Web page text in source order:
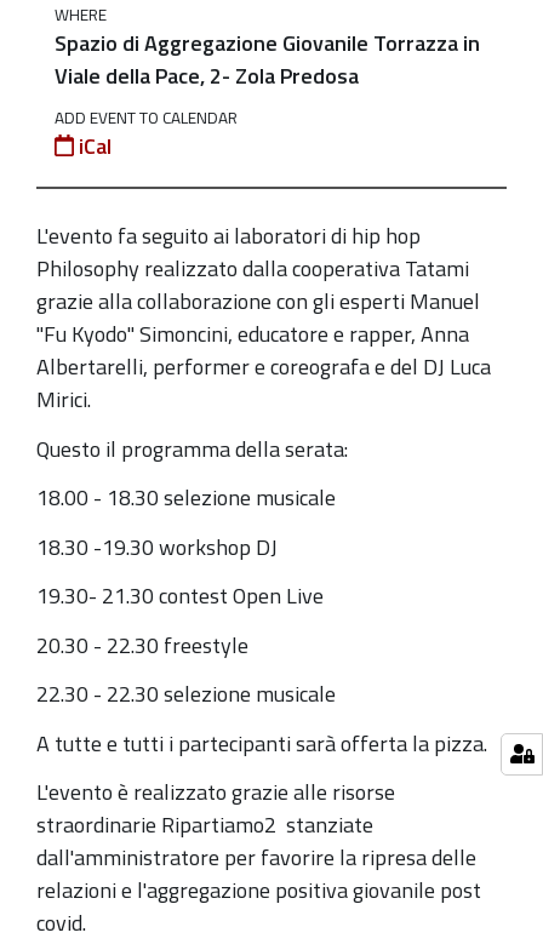
Centro
Torrazza
12-
03T18:00:00+01:00
12-
03T23:00:00+01:00
Incontro
Hip-
Hop
gratuito
per
e
ragazze
a
fine
pizza
per
WHERE
Spazio di Aggregazione Giovanile Torrazza in
Viale della Pace, 2- Zola Predosa
ADD EVENT TO CALENDAR
iCal
L'evento fa seguito ai laboratori di hip hop
Philosophy realizzato dalla cooperativa Tatami
grazie alla collaborazione con gli esperti Manuel
"Fu Kyodo" Simoncini, educatore e rapper, Anna
Albertarelli, performer e coreografa e del DJ Luca
Mirici.
Questo il programma della serata:
18.00 - 18.30 selezione musicale
18.30 -19.30 workshop DJ
19.30- 21.30 contest Open Live
20.30 - 22.30 freestyle
22.30 - 22.30 selezione musicale
A tutte e tutti i partecipanti sarà offerta la pizza.
L'evento è realizzato grazie alle risorse
straordinarie Ripartiamo2 stanziate
dall'amministratore per favorire la ripresa delle
relazioni e l'aggregazione positiva giovanile post
covid.